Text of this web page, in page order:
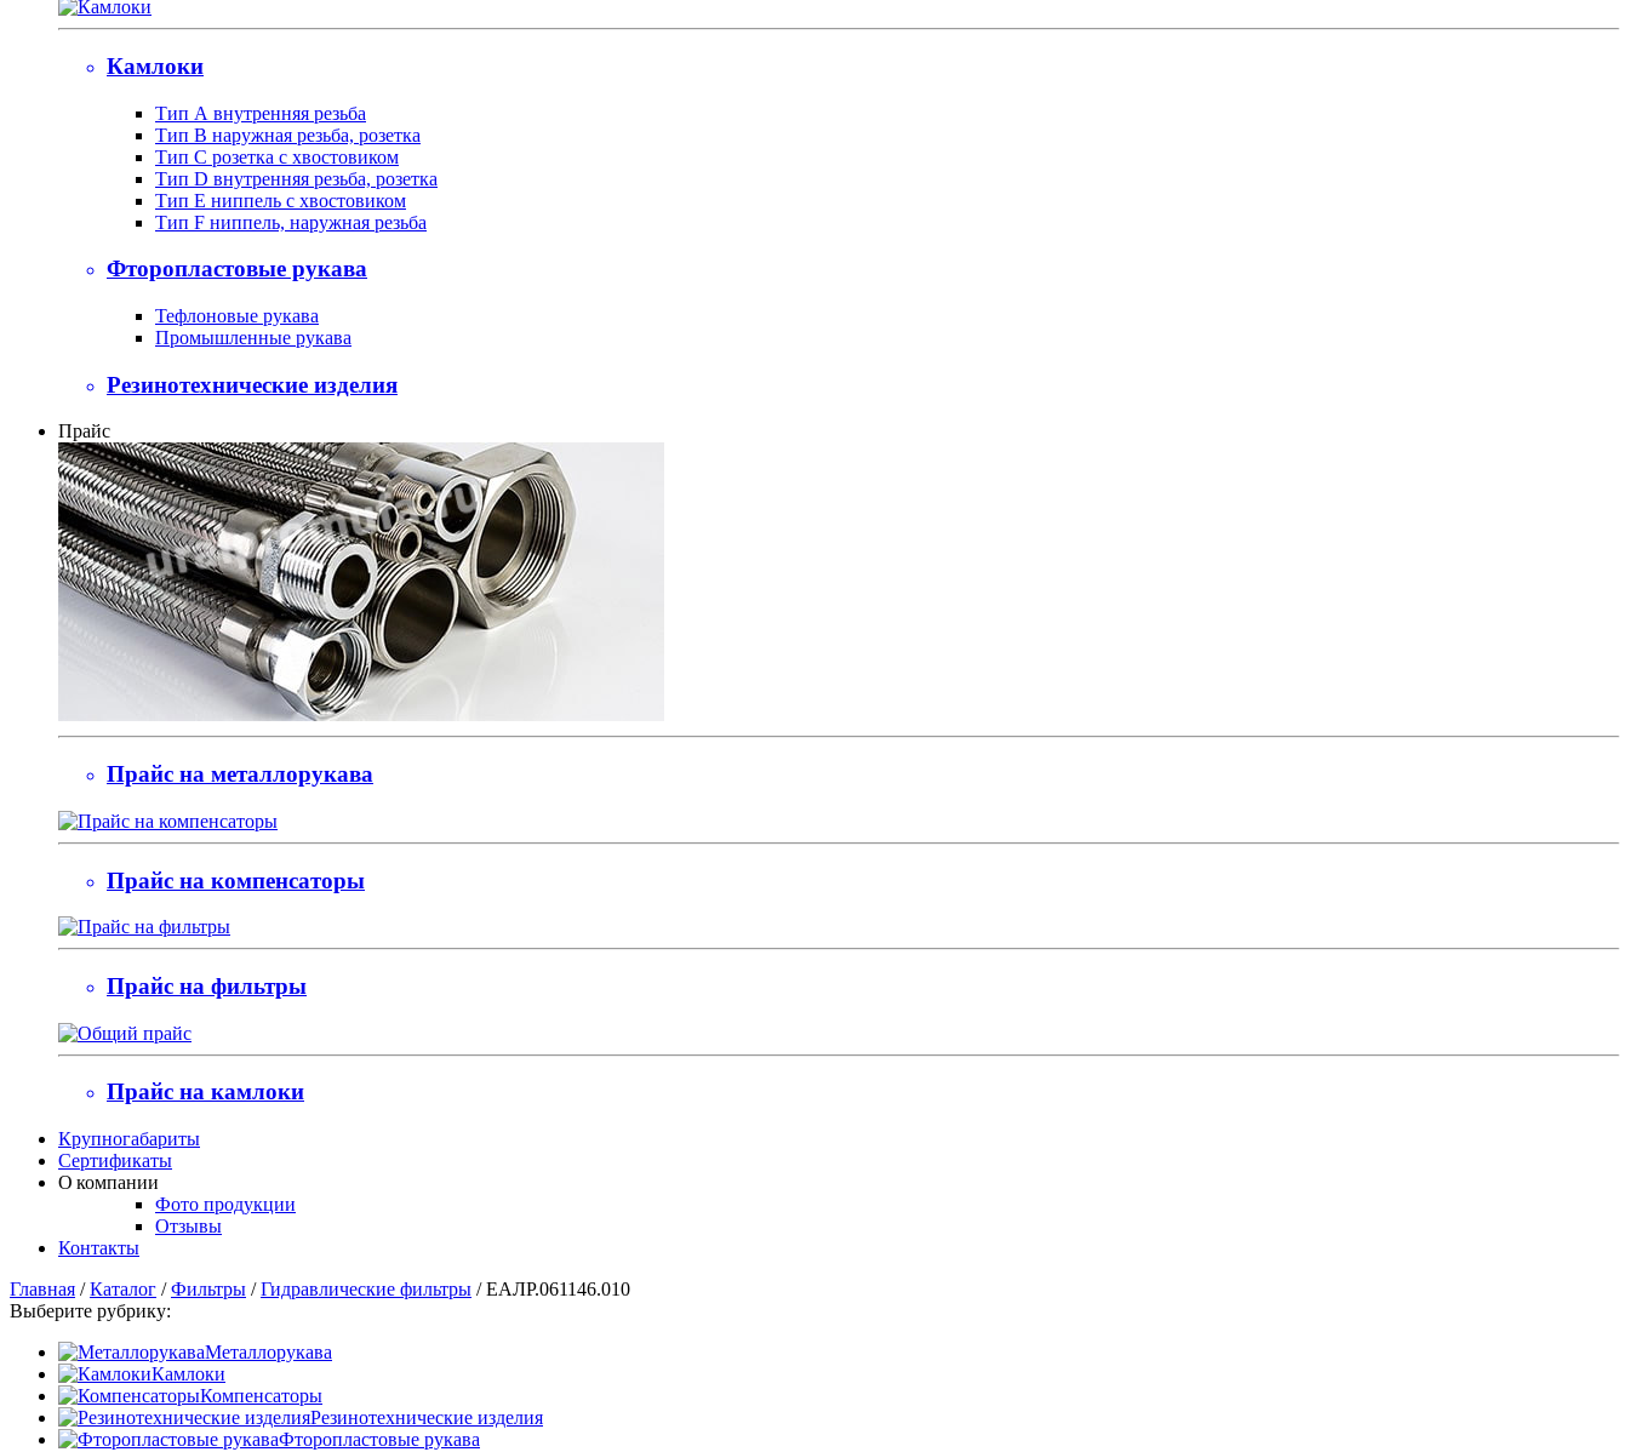
Камлоки
Тип А внутренняя резьба
Тип B наружная резьба, розетка
Тип С розетка с хвостовиком
Тип D внутренняя резьба, розетка
Тип Е ниппель с хвостовиком
Тип F ниппель, наружная резьба
Фторопластовые рукава
Тефлоновые рукава
Промышленные рукава
Резинотехнические изделия
Прайс
Прайс на металлорукава
Прайс на компенсаторы
Прайс на фильтры
Прайс на камлоки
Крупногабариты
Сертификаты
О компании
Фото продукции
Отзывы
Контакты
Главная /Каталог /Фильтры /Гидравлические фильтры /ЕАЛР.061146.010
Выберите рубрику:
Металлорукава
Камлоки
Компенсаторы
Резинотехнические изделия
Фторопластовые рукава